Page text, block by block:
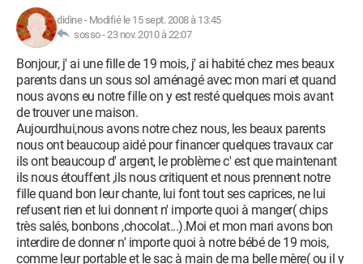
didine- Modifié le 15 sept. 2008 à 13:45
sosso -23 nov. 2010 à 22:07
Bonjour, j' ai une fille de 19 mois, j' ai habité chez mes beaux
parents dans un sous sol aménagé avec mon mari et quand
nous avons eu notre fille on y est resté quelques mois avant
de trouver une maison.
Aujourdhui,nous avons notre chez nous, les beaux parents
nous ont beaucoup aidé pour financer quelques travaux car
ils ont beaucoup d' argent, le problème c' est que maintenant
ils nous étouffent ,ils nous critiquent et nous prennent notre
fille quand bon leur chante, lui font tout ses caprices, ne lui
refusent rien et lui donnent n' importe quoi à manger( chips
très salés, bonbons ,chocolat...).Moi et mon mari avons bon
interdire de donner n' importe quoi à notre bébé de 19 mois,
comme leur portable et le sac à main de ma belle mère( ou il y